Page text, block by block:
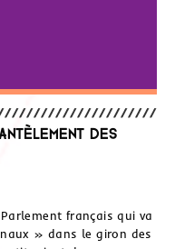
des
français qui va
» dans le giron des